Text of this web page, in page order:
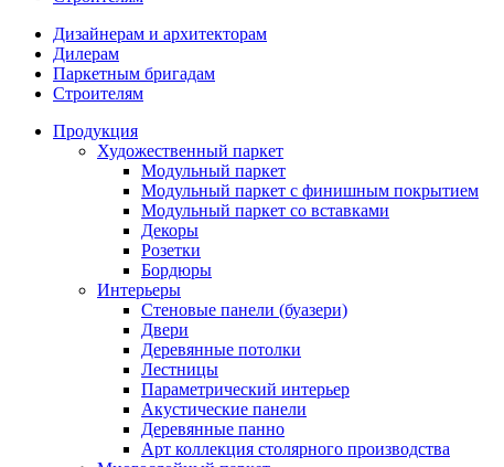
Дизайнерам и архитекторам
Дилерам
Паркетным бригадам
Строителям
Продукция
Художественный паркет
Модульный паркет
Модульный паркет с финишным покрытием
Модульный паркет со вставками
Декоры
Розетки
Бордюры
Интерьеры
Стеновые панели (буазери)
Двери
Деревянные потолки
Лестницы
Параметрический интерьер
Акустические панели
Деревянные панно
Арт коллекция столярного производства